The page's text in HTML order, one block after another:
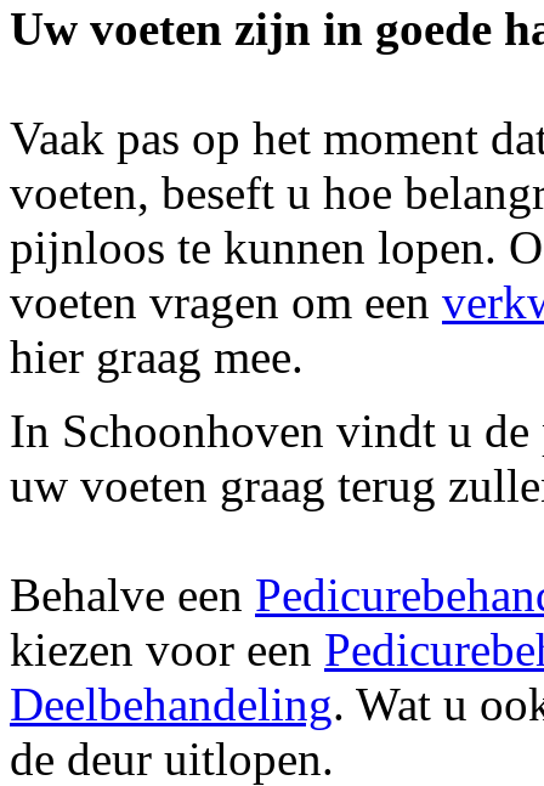
Uw voeten zijn in goede
Vaak pas op het moment
voeten, beseft u hoe
pijnloos te kunnen lopen.
voeten vragen om een
hier graag mee.
In Schoonhoven vindt u
uw voeten graag terug
Behalve een
kiezen voor een
Deelbehandeling. Wat u
de deur uitlopen.